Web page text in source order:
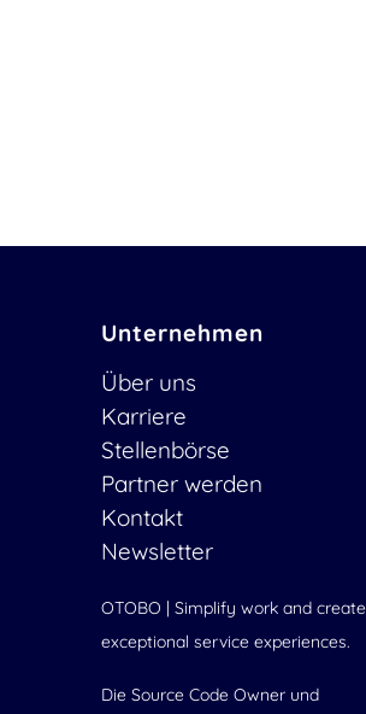
Unternehmen
Über uns
Karriere
Stellenbörse
Partner werden
Kontakt
Newsletter
OTOBO | Simplify work and create
exceptional service experiences.
Die Source Code Owner und